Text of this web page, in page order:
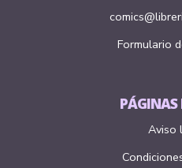
Formulario
PÁGINAS
Aviso